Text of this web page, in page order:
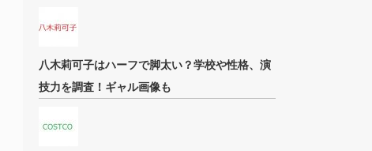
八木莉可子はハーフで脚太い？学校や性格、演
技力を調査！ギャル画像も